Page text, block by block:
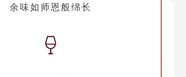
余味如师恩般绵长